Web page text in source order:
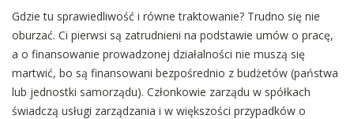
Gdzie tu sprawiedliwość i równe traktowanie? Trudno się nie
oburzać. Ci pierwsi są zatrudnieni na podstawie umów o pracę,
a o finansowanie prowadzonej działalności nie muszą się
martwić, bo są finansowani bezpośrednio z budżetów (państwa
lub jednostki samorządu). Członkowie zarządu w spółkach
świadczą usługi zarządzania i w większości przypadków o